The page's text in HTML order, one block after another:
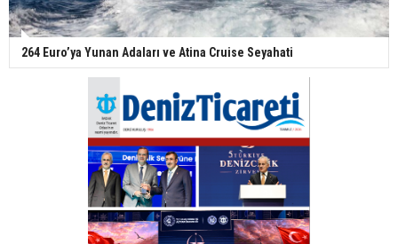
264 Euro’ya Yunan Adaları ve Atina Cruise Seyahati